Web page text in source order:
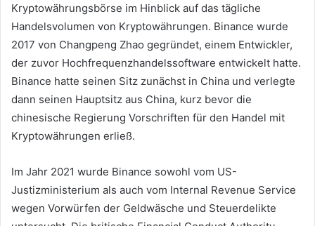
Kryptowährungsbörse im Hinblick auf das tägliche
Handelsvolumen von Kryptowährungen. Binance wurde
2017 von Changpeng Zhao gegründet, einem Entwickler,
der zuvor Hochfrequenzhandelssoftware entwickelt hatte.
Binance hatte seinen Sitz zunächst in China und verlegte
dann seinen Hauptsitz aus China, kurz bevor die
chinesische Regierung Vorschriften für den Handel mit
Kryptowährungen erließ.
Im Jahr 2021 wurde Binance sowohl vom US-
Justizministerium als auch vom Internal Revenue Service
wegen Vorwürfen der Geldwäsche und Steuerdelikte